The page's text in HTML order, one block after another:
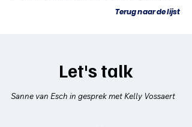
Terug naar de lijst
Let's talk
Sanne van Esch in gesprek met Kelly Vossaert